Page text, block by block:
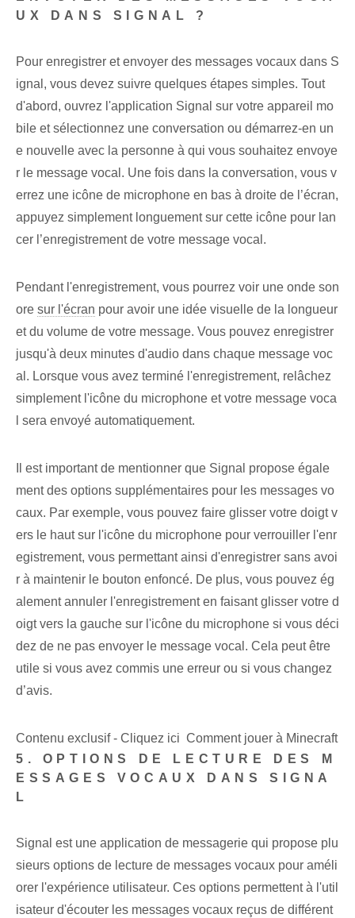
UX DANS SIGNAL ?
Pour enregistrer et envoyer des messages vocaux dans S
ignal, vous devez suivre quelques étapes simples. Tout
d'abord, ouvrez l'application Signal sur votre appareil mo
bile et sélectionnez une conversation ou démarrez-en un
e nouvelle avec la personne à qui vous souhaitez envoye
r le message vocal. Une fois dans la conversation, vous v
errez une icône de microphone en bas à droite de l’écran,
appuyez simplement longuement sur cette icône pour lan
cer l’enregistrement de votre message vocal.
Pendant l'enregistrement, vous pourrez voir une onde son
ore sur l'écran pour avoir une idée visuelle de la longueur
et du volume de votre message. Vous pouvez enregistrer
jusqu'à deux minutes d'audio dans chaque message voc
al. Lorsque vous avez terminé l'enregistrement, relâchez
simplement l'icône du microphone et votre message voca
l sera envoyé automatiquement.
Il est important de mentionner que Signal propose égale
ment des options supplémentaires pour les messages vo
caux. Par exemple, vous pouvez faire glisser votre doigt v
ers le haut sur l'icône du microphone pour verrouiller l'enr
egistrement, vous permettant ainsi d'enregistrer sans avoi
r à maintenir le bouton enfoncé. De plus, vous pouvez ég
alement annuler l'enregistrement en faisant glisser votre d
oigt vers la gauche sur l'icône du microphone si vous déci
dez de ne pas envoyer le message vocal. Cela peut être
utile si vous avez commis une erreur ou si vous changez
d’avis.
Contenu exclusif - Cliquez ici Comment jouer à Minecraft
5. OPTIONS DE LECTURE DES M
ESSAGES VOCAUX DANS SIGNA
L
Signal est une application de messagerie qui propose plu
sieurs options de lecture de messages vocaux pour améli
orer l'expérience utilisateur. Ces options permettent à l'util
isateur d'écouter les messages vocaux reçus de différent